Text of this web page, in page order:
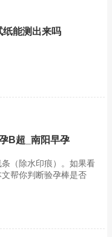
纸能测出来吗
B超_南阳早孕
（除水印痕）。如果看
帮你判断验孕棒是否